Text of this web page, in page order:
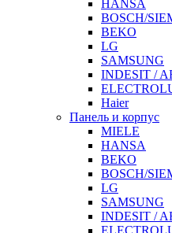
HANSA
BOSCH/
BEKO
LG
SAMSUNG
INDESIT /
Haier
Панель и корпус
MIELE
HANSA
BEKO
BOSCH/
LG
SAMSUNG
INDESIT /